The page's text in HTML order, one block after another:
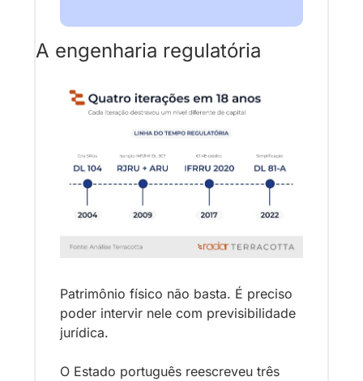
A engenharia regulatória
Patrimônio físico não basta. É preciso
poder intervir nele com previsibilidade
jurídica.
O Estado português reescreveu três